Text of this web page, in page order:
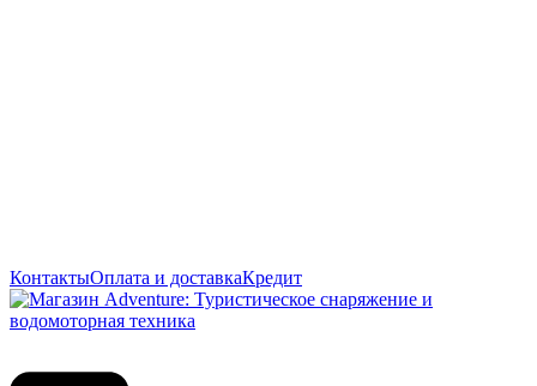
КонтактыОплата и доставкаКредит